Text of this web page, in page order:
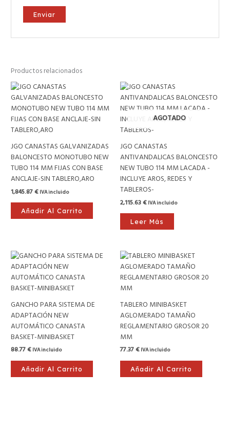
Productos relacionados
JGO CANASTAS GALVANIZADAS
BALONCESTO MONOTUBO NEW
TUBO 114 MM FIJAS CON BASE
ANCLAJE-SIN TABLERO,ARO
1,845.87€ IVA incluido
Añadir Al Carrito
AGOTADO
JGO CANASTAS
ANTIVANDALICAS BALONCESTO
NEW TUBO 114 MM LACADA -
INCLUYE AROS, REDES Y
TABLEROS-
2,115.63€ IVA incluido
Leer Más
GANCHO PARA SISTEMA DE
ADAPTACIÓN NEW
AUTOMÁTICO CANASTA
BASKET-MINIBASKET
88.77€ IVA incluido
Añadir Al Carrito
TABLERO MINIBASKET
AGLOMERADO TAMAÑO
REGLAMENTARIO GROSOR 20
MM
77.37€ IVA incluido
Añadir Al Carrito